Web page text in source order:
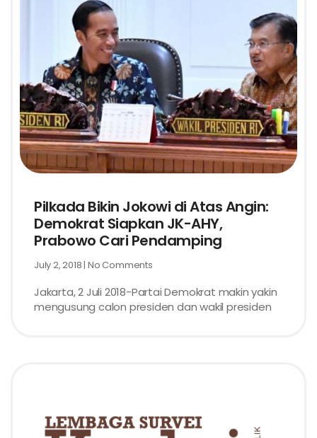
Pilkada Bikin Jokowi di Atas Angin:
Demokrat Siapkan JK-AHY,
Prabowo Cari Pendamping
July 2, 2018 No Comments
Jakarta, 2 Juli 2018-Partai Demokrat makin yakin
mengusung calon presiden dan wakil presiden